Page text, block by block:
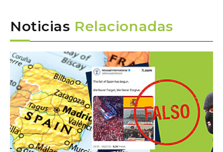
Noticias Relacionadas